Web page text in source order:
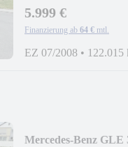
5.999 €
Finanzierung ab 64 € mtl.
EZ 07/2008 • 122.015
Mercedes-Benz